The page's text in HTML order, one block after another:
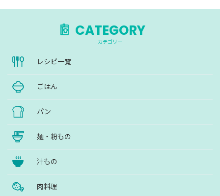
CATEGORY
カテゴリー
レシピ一覧
ごはん
パン
麺・粉もの
汁もの
肉料理